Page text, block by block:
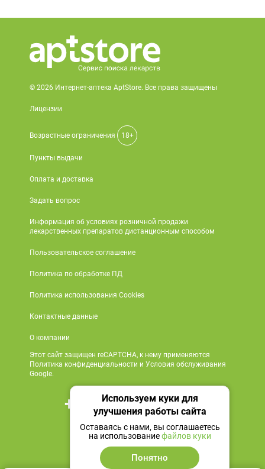
© 2026 Интернет-аптека AptStore. Все права защищены
Лицензии
Возрастные ограничения 18+
Пункты выдачи
Оплата и доставка
Задать вопрос
Информация об условиях розничной продажи
лекарственных препаратов дистанционным способом
Пользовательское соглашение
Политика по обработке ПД
Политика использования Cookies
Контактные данные
О компании
Этот сайт защищен reCAPTCHA, к нему применяются
Политика конфиденциальности и Условия обслуживания
Google.
+7 495 419 18 18
Мы в социальных сетях
Используем куки для
улучшения работы сайта
Оставаясь с нами, вы соглашаетесь
на использованиефайлов куки
Понятно